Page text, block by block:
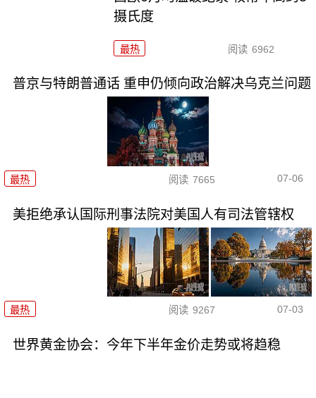
摄氏度
最热 阅读 6962
普京与特朗普通话 重申仍倾向政治解决乌克兰问题
最热 阅读 7665 07-06
美拒绝承认国际刑事法院对美国人有司法管辖权
最热 阅读 9267 07-03
世界黄金协会：今年下半年金价走势或将趋稳